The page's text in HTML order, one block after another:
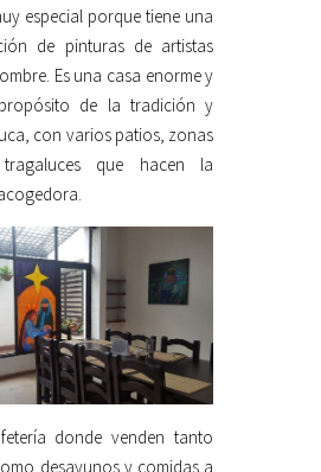
especial porque tiene una
de pinturas de artistas
Es una casa enorme y
de la tradición y
con varios patios, zonas
que hacen la
donde venden tanto
desayunos y comidas a